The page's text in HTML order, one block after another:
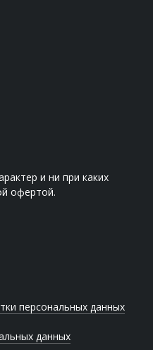
и ни при каких
офертой.
персональных данных
данных